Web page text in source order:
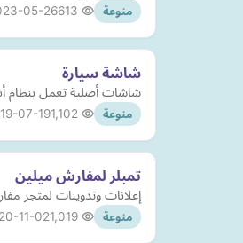
منوعة 05-26
شاشة سيارة
شاشات أصلية تعمل بنظام
منوعة 07-19
تمبلر لمفارش ميلين
إعلانات وتدوينات لمتجر
منوعة 11-02